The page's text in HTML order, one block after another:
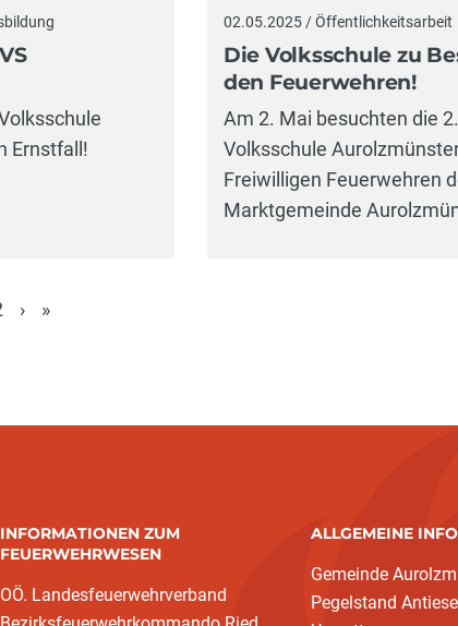
Ernstfall!
02.05.2025 / Öffentlichkeitsarbeit
Die Volksschule zu
den Feuerwehren!
Am 2. Mai besuchten die
Volksschule
Freiwilligen Feuerwehren
Marktgemeinde
› »
INFORMATIONEN ZUM
FEUERWEHRWESEN
OÖ. Landesfeuerwehrverband
ALLGEMEINE
Gemeinde
Pegelstand